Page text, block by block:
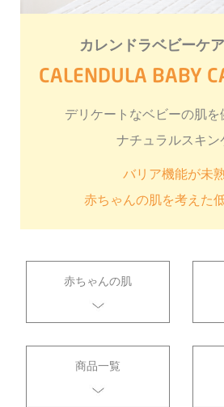
カレンドラベビーケ
CALENDULA BABY
デリケートなベビーの肌を
ナチュラルスキン
バリア機能が未
赤ちゃんの肌を考えた
赤ちゃんの肌
商品一覧